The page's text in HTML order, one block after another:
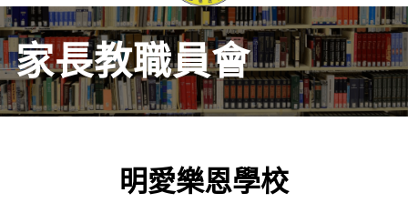
家長教職員會
明愛樂恩學校